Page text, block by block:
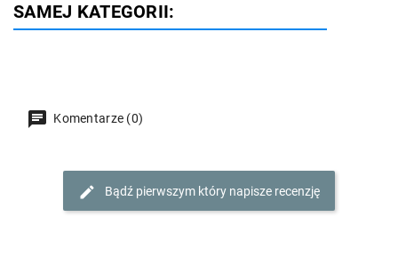
SAMEJ KATEGORII:
Komentarze (0)
Bądź pierwszym który napisze recenzję